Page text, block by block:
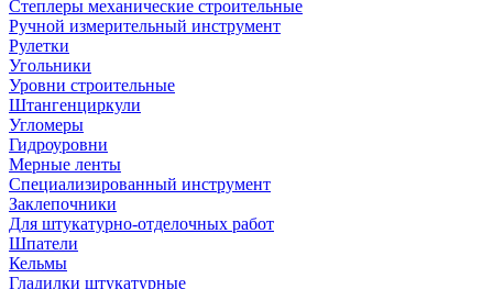
Степлеры механические строительные
Ручной измерительный инструмент
Рулетки
Угольники
Уровни строительные
Штангенциркули
Угломеры
Гидроуровни
Мерные ленты
Специализированный инструмент
Заклепочники
Для штукатурно-отделочных работ
Шпатели
Кельмы
Гладилки штукатурные